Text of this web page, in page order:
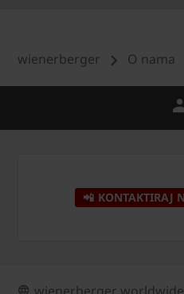
wienerberger O nama
📲 KONTAKTIRAJ